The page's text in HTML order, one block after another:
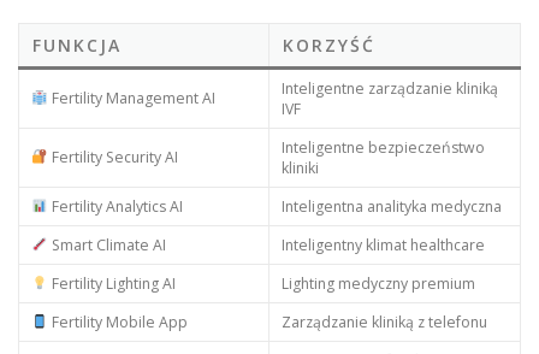
FUNKCJA KORZYŚĆ
Fertility Management AI
Inteligentne zarządzanie kliniką
IVF
Fertility Security AI
Inteligentne bezpieczeństwo
kliniki
Fertility Analytics AI
Inteligentna analityka medyczna
Smart Climate AI
Inteligentny klimat healthcare
Fertility Lighting AI
Lighting medyczny premium
Fertility Mobile App
Zarządzanie kliniką z telefonu